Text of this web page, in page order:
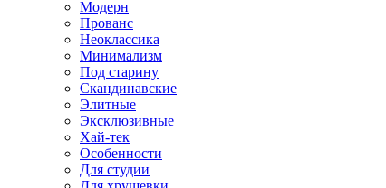
Модерн
Прованс
Неоклассика
Минимализм
Под старину
Скандинавские
Элитные
Эксклюзивные
Хай-тек
Особенности
Для студии